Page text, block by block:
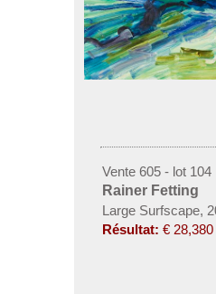
Vente 605 - lot 104
Rainer Fetting
Large Surfscape,
Résultat: € 28,380